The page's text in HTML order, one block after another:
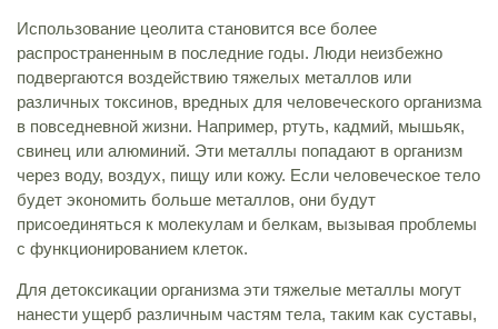
Использование цеолита становится все более
распространенным в последние годы. Люди неизбежно
подвергаются воздействию тяжелых металлов или
различных токсинов, вредных для человеческого организма
в повседневной жизни. Например, ртуть, кадмий, мышьяк,
свинец или алюминий. Эти металлы попадают в организм
через воду, воздух, пищу или кожу. Если человеческое тело
будет экономить больше металлов, они будут
присоединяться к молекулам и белкам, вызывая проблемы
с функционированием клеток.
Для детоксикации организма эти тяжелые металлы могут
нанести ущерб различным частям тела, таким как суставы,